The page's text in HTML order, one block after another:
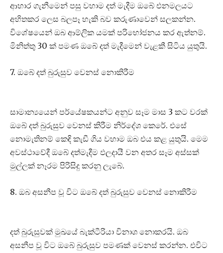
ආහාර ගැනීමෙන් පසු වහාම දත් මැදීම ඔබේ එනමලයට
අහිතකර ලෙස බලපෑ හැකි බව කරුණාවෙන් සලකන්න.
විශේෂයෙන් ඔබ ආම්ලික යමක් පරිභෝජනය කර ඇත්නම්.
මිනිත්තු 30 ක් පමණ ඔබේ දත් මැදීමෙන් වැළකී සිටිය යුතුයි.
7. ඔබේ දත් බුරුසුව වෙනස් නොකිරීම
සාමාන්‍යයෙන් පර්යේෂකයන්ට අනුව සෑම මාස 3 කට වරක්
ඔබේ දත් බුරුසුව වෙනස් කිරීම නිර්දේශ කෙරේ. එසේ
නොමැතිනම් කෙඳි කැඩී ගිය වහාම ඔබ එය කළ යුතුයි. මෙම
අවස්ථාවේදී ඔබේ දත්මැදීම ඵලදායී වන අතර සෑම අස්සක්
මුල්ලක් නෑරම පිරිසිදු කරනු ලැබේ.
8. ඔබ අසනීප වූ විට ඔබේ දත් බුරුසුව වෙනස් නොකිරීම
දත් බුරුසුවක් මුඛයේ බැක්ටීරියා විනාශ නොකරයි. ඔබ
අසනීප වූ විට ඔබේ බුරුසුව පමණක් වෙනස් කරන්න. එවිට